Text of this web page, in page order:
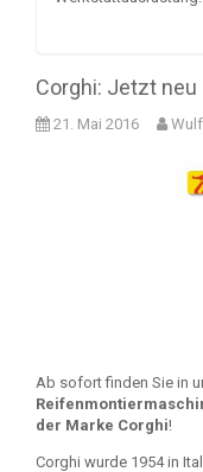
Corghi: Jetzt
21. Mai 2016 Wulf
Ab sofort finden Sie in
der Marke Corghi!
Corghi wurde 1954 in